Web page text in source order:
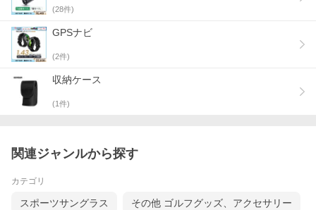
(28件)
GPSナビ
(2件)
収納ケース
(1件)
関連ジャンルから探す
カテゴリ
スポーツサングラス その他 ゴルフグッズ、アクセサリー